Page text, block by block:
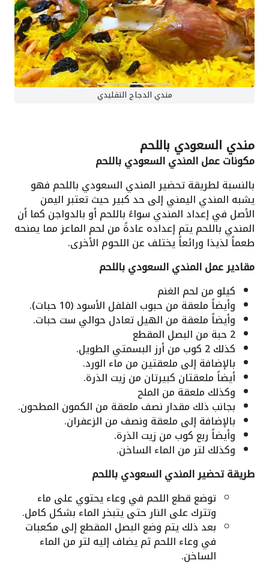
مندي الدجاج التقليدي
مندي السعودي باللحم
مكونات عمل المندي السعودي باللحم
بالنسبة لطريقة تحضير المندي السعودي باللحم فهو
يشبه المندي اليمني إلى حد كبير حيث تعتبر اليمن
الأصل في إعداد المندي سواءً باللحم أو بالدواجن كما أن
المندي باللحم يتم إعداده عادةً من لحم الماعز مما يمنحه
طعماً لذيذا ورائعاً يختلف عن اللحوم الأخرى.
مقادير عمل المندي السعودي باللحم
كيلو من لحم الغنم
وأيضاً ملعقة من حبوب الفلفل الأسود (10 حبات).
وأيضاً ملعقة من الهيل تعادل حوالي ست حبات.
2 حبة من البصل المقطع
كذلك 2 كوب من أرز البسمتي الطويل.
بالإضافة إلى ملعقتين من ماء الورد.
أيضاً ملعقتان كبيرتان من زيت الذرة.
وكذلك ملعقة من الملح
بجانب ذلك مقدار نصف ملعقة من الكمون المطحون.
بالإضافة إلى ملعقة ونصف من الزعفران.
وأيضاً ربع كوب من زيت الذرة.
وكذلك لتر من الماء الساخن.
طريقة تحضيرالمندي السعودي باللحم
توضع قطع اللحم في وعاء يحتوي على ماء
وتترك على النار حتى يتبخر الماء بشكل كامل.
بعد ذلك يتم وضع البصل المقطع إلى مكعبات
في وعاء اللحم ثم يضاف إليه لتر من الماء
الساخن.